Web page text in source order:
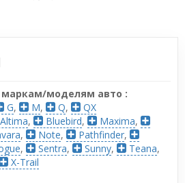
маркам/моделям авто :
G, M, Q,
QX
Altima, Bluebird, Maxima,
, Note, Pathfinder,
, Sentra, Sunny, Teana,
X-Trail